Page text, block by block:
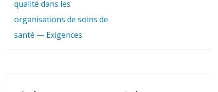
qualité dans les
organisations de soins de
santé — Exigences